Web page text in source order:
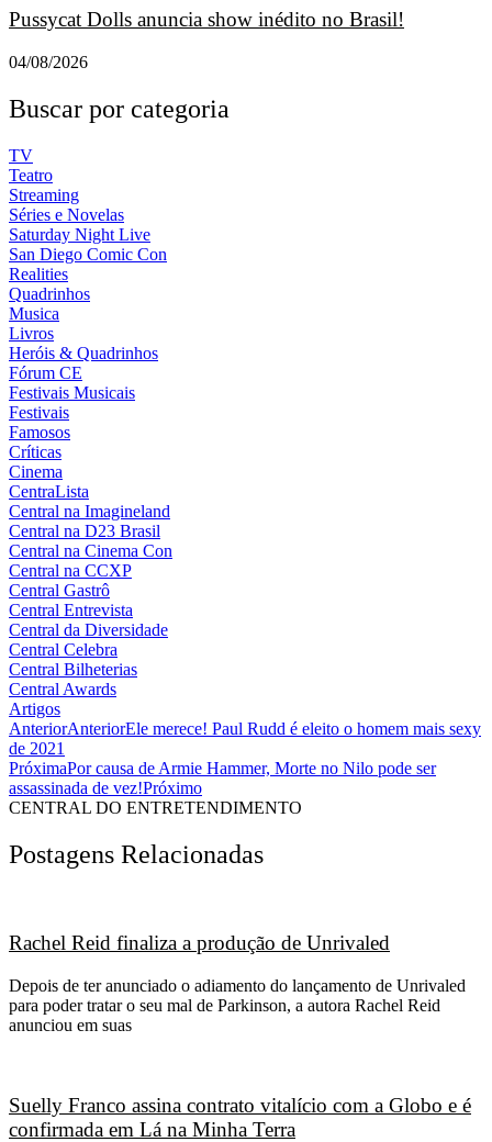
Pussycat Dolls anuncia show inédito no Brasil!
04/08/2026
Buscar por categoria
TV
Teatro
Streaming
Séries e Novelas
Saturday Night Live
San Diego Comic Con
Realities
Quadrinhos
Musica
Livros
Heróis & Quadrinhos
Fórum CE
Festivais Musicais
Festivais
Famosos
Críticas
Cinema
CentraLista
Central na Imagineland
Central na D23 Brasil
Central na Cinema Con
Central na CCXP
Central Gastrô
Central Entrevista
Central da Diversidade
Central Celebra
Central Bilheterias
Central Awards
Artigos
AnteriorAnteriorEle merece! Paul Rudd é eleito o homem mais sexy
de 2021
PróximaPor causa de Armie Hammer, Morte no Nilo pode ser
assassinada de vez!Próximo
CENTRAL DO ENTRETENDIMENTO
Postagens Relacionadas
Rachel Reid finaliza a produção de Unrivaled
Depois de ter anunciado o adiamento do lançamento de Unrivaled
para poder tratar o seu mal de Parkinson, a autora Rachel Reid
anunciou em suas
Suelly Franco assina contrato vitalício com a Globo e é
confirmada em Lá na Minha Terra